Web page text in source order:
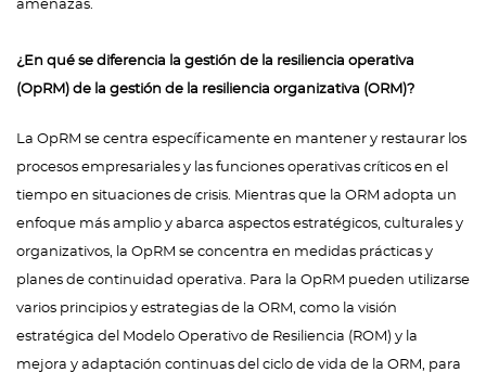
amenazas.
¿En qué se diferencia la gestión de la resiliencia operativa
(OpRM) de la gestión de la resiliencia organizativa (ORM)?
La OpRM se centra específicamente en mantener y restaurar los
procesos empresariales y las funciones operativas críticos en el
tiempo en situaciones de crisis. Mientras que la ORM adopta un
enfoque más amplio y abarca aspectos estratégicos, culturales y
organizativos, la OpRM se concentra en medidas prácticas y
planes de continuidad operativa. Para la OpRM pueden utilizarse
varios principios y estrategias de la ORM, como la visión
estratégica del Modelo Operativo de Resiliencia (ROM) y la
mejora y adaptación continuas del ciclo de vida de la ORM, para